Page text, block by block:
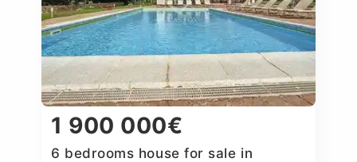
1 900 000€
6 bedrooms house for sale in